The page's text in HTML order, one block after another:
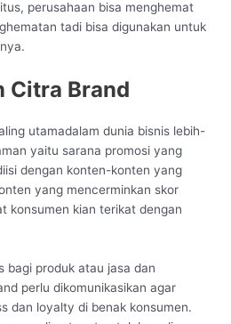
perusahaan bisa menghemat
tadi bisa digunakan untuk
Citra Brand
utamadalam dunia bisnis lebih-
yaitu sarana promosi yang
dengan konten-konten yang
yang mencerminkan skor
konsumen kian terikat dengan
bagi produk atau jasa dan
perlu dikomunikasikan agar
dan loyalty di benak konsumen.